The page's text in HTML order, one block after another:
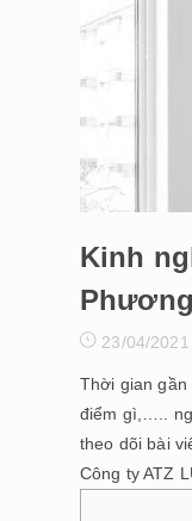
Kinh
Phương
23/04/2021
Thời gian gần
điểm gì,…..
theo dõi bài
Công ty ATZ